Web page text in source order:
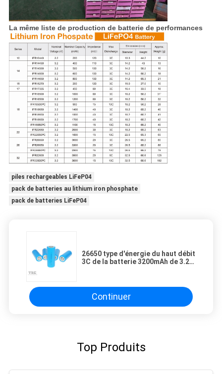
La même liste de production de batterie de performances
piles rechargeables LiFeP04
pack de batteries au lithium iron phosphate
pack de batteries LiFeP04
26650 type d'énergie du haut débit
3C de la batterie 3200mAh de 3.2V
Continuer
Top Produits